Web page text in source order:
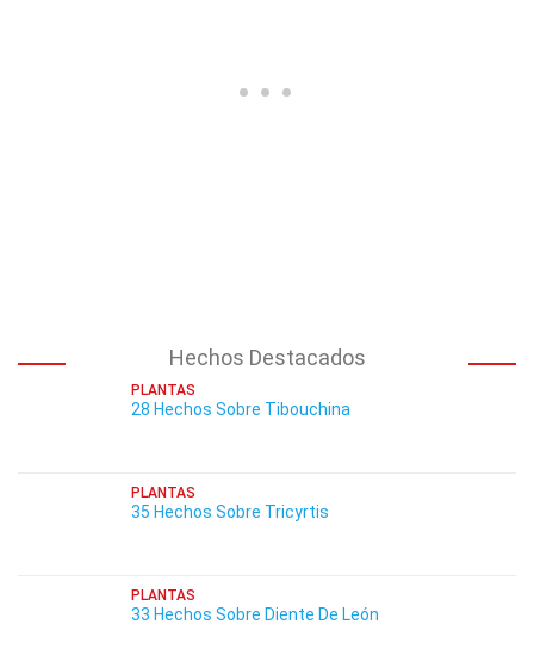
Hechos Destacados
PLANTAS
28 Hechos Sobre Tibouchina
PLANTAS
35 Hechos Sobre Tricyrtis
PLANTAS
33 Hechos Sobre Diente De León